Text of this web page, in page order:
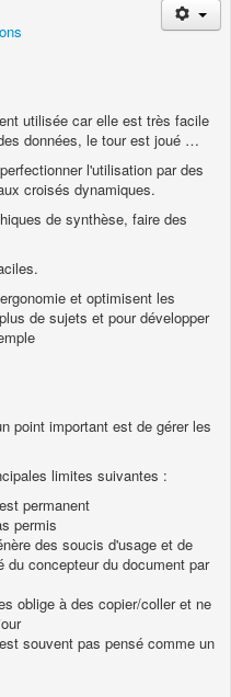
utilisée car elle est très facile
données, le tour est joué …
l'utilisation par des
croisés dynamiques.
de synthèse, faire des
et optimisent les
de sujets et pour développer
point important est de gérer les
limites suivantes :
permanent
permis
des soucis d'usage et de
du concepteur du document par
oblige à des copier/coller et ne
souvent pas pensé comme un